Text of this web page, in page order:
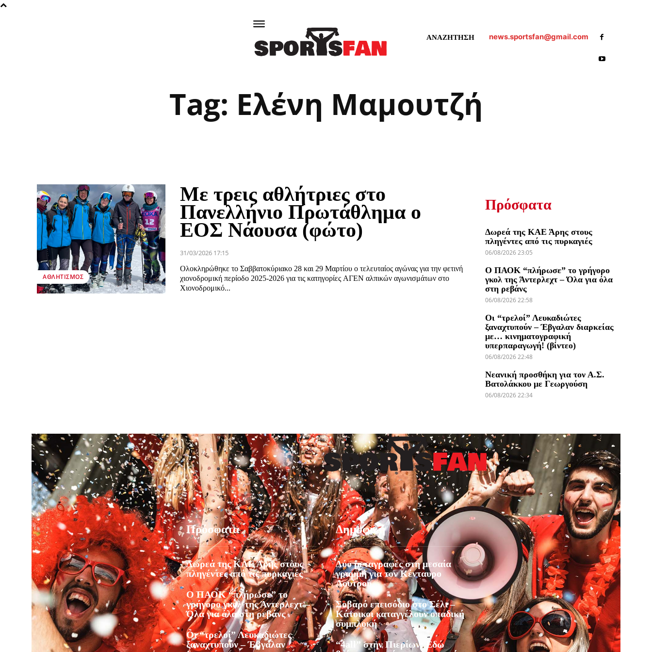
ΑΝΑΖΗΤΗΣΗ news.sportsfan@gmail.com
Tag: Ελένη Μαμουτζή
ΑΘΛΗΤΙΣΜΌΣ
Με τρεις αθλήτριες στο
Πανελλήνιο Πρωτάθλημα ο
ΕΟΣ Νάουσα (φώτο)
31/03/2026 17:15
Ολοκληρώθηκε το Σαββατοκύριακο 28 και 29 Μαρτίου ο τελευταίος αγώνας για την φετινή
χιονοδρομική περίοδο 2025-2026 για τις κατηγορίες ΑΓΕΝ αλπικών αγωνισμάτων στο
Χιονοδρομικό...
Πρόσφατα
Δωρεά της ΚΑΕ Άρης στους
πληγέντες από τις πυρκαγιές
06/08/2026 23:05
Ο ΠΑΟΚ “πλήρωσε” το γρήγορο
γκολ της Άντερλεχτ – Όλα για όλα
στη ρεβάνς
06/08/2026 22:58
Οι “τρελοί” Λευκαδιώτες
ξαναχτυπούν – Έβγαλαν διαρκείας
με… κινηματογραφική
υπερπαραγωγή! (βίντεο)
06/08/2026 22:48
Νεανική προσθήκη για τον Α.Σ.
Βατολάκκου με Γεωργούση
06/08/2026 22:34
Πρόσφατα
Δωρεά της ΚΑΕ Άρης στους
πληγέντες από τις πυρκαγιές
Ο ΠΑΟΚ “πλήρωσε” το
γρήγορο γκολ της Άντερλεχτ –
Όλα για όλα στη ρεβάνς
Οι “τρελοί” Λευκαδιώτες
ξαναχτυπούν – Έβγαλαν
Δημοφιλή
Δύο μεταγραφές στη μεσαία
γραμμή για τον Κένταυρο
Λουτρού
Σοβαρό επεισόδιο στο Σέλι –
Κάτοικοι καταγγέλουν οπαδική
συμπλοκή
“4all” στην Πιερίων: Εδώ